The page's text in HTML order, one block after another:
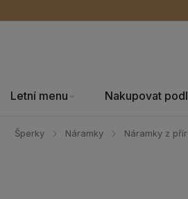
Letní menu Nakupovat podle
Šperky / Náramky / Náramky z